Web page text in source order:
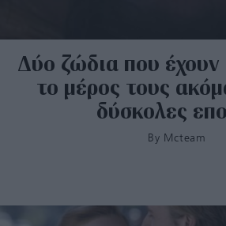
Δύο ζώδια που έχουν
το μέρος τους
δύσκολες
By Mcteam